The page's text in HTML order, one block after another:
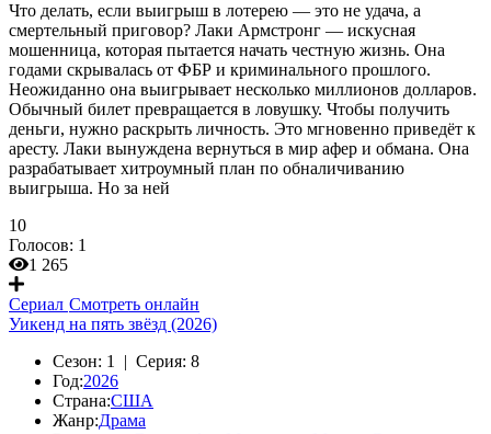
Что делать, если выигрыш в лотерею — это не удача, а
смертельный приговор? Лаки Армстронг — искусная
мошенница, которая пытается начать честную жизнь. Она
годами скрывалась от ФБР и криминального прошлого.
Неожиданно она выигрывает несколько миллионов долларов.
Обычный билет превращается в ловушку. Чтобы получить
деньги, нужно раскрыть личность. Это мгновенно приведёт к
аресту. Лаки вынуждена вернуться в мир афер и обмана. Она
разрабатывает хитроумный план по обналичиванию
выигрыша. Но за ней
10
Голосов: 1
1 265
Сериал Смотреть онлайн
Уикенд на пять звёзд (2026)
Сезон: 1 | Серия: 8
Год:2026
Страна:США
Жанр:Драма